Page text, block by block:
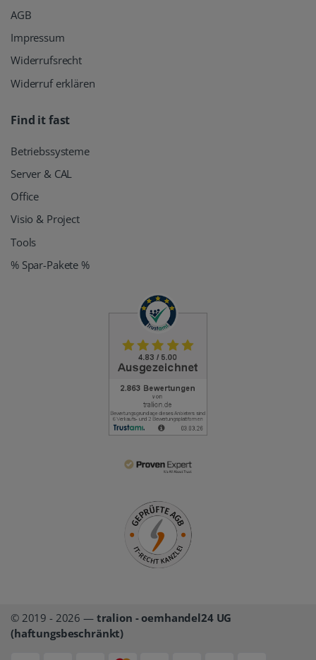
AGB
Impressum
Widerrufsrecht
Widerruf erklären
Find it fast
Betriebssysteme
Server & CAL
Office
Visio & Project
Tools
% Spar-Pakete %
© 2019 - 2026 — tralion - oemhandel24 UG
(haftungsbeschränkt)